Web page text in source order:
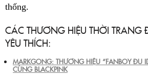
thống.
CÁC THƯƠNG HIỆU THỜI TRANG
YÊU THÍCH:
MARKGONG: THƯƠNG HIỆU “FANBOY ĐU
CÙNG BLACKPINK